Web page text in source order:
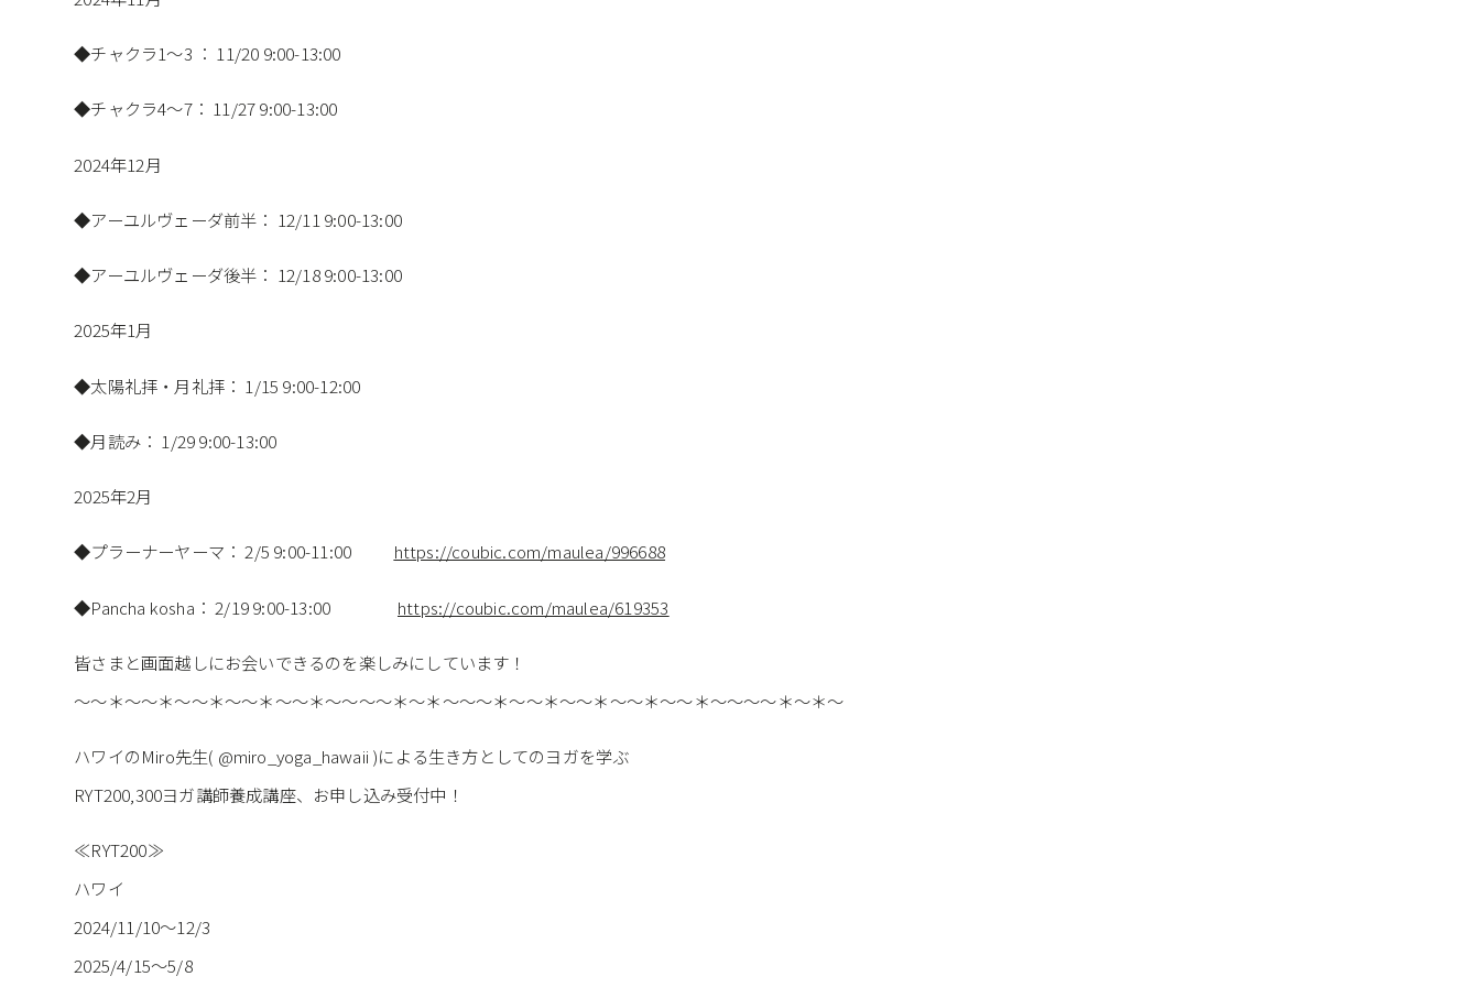
◆チャクラ1〜3 ： 11/20 9:00-13:00
◆チャクラ4〜7： 11/27 9:00-13:00
2024年12月
◆アーユルヴェーダ前半： 12/11 9:00-13:00
◆アーユルヴェーダ後半： 12/18 9:00-13:00
2025年1月
◆太陽礼拝・月礼拝： 1/15 9:00-12:00
◆月読み： 1/29 9:00-13:00
2025年2月
◆プラーナーヤーマ： 2/5 9:00-11:00 https://coubic.com/maulea/996688
◆Pancha kosha： 2/19 9:00-13:00 https://coubic.com/maulea/619353
皆さまと画面越しにお会いできるのを楽しみにしています！
～～＊～～＊～～＊～～＊～～＊～～～～＊～＊～～～＊～～＊～～＊～～＊～～＊～～～～＊～＊～
ハワイのMiro先生( @miro_yoga_hawaii )による生き方としてのヨガを学ぶ
RYT200,300ヨガ講師養成講座、お申し込み受付中！
≪RYT200≫
ハワイ
2024/11/10～12/3
2025/4/15〜5/8